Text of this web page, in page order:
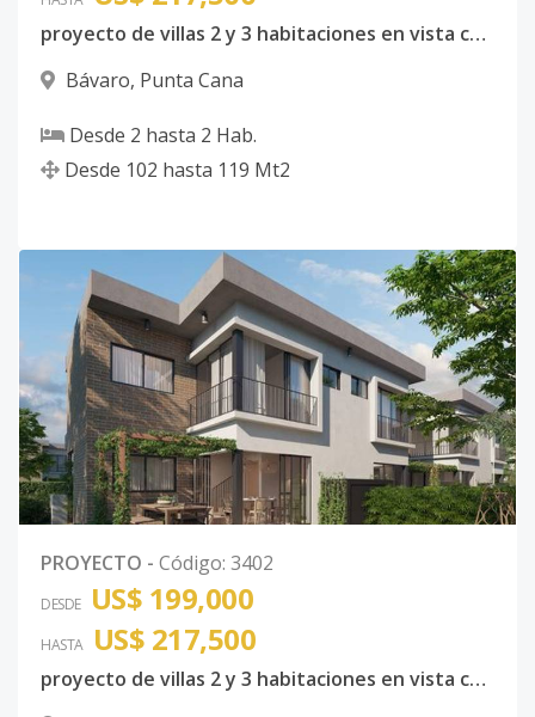
proyecto de villas 2 y 3 habitaciones en vista cana
Bávaro, Punta Cana
Desde 2 hasta 2 Hab.
Desde 102 hasta 119 Mt2
PROYECTO - Código: 3402
DESDE US$ 199,000
HASTA US$ 217,500
proyecto de villas 2 y 3 habitaciones en vista cana